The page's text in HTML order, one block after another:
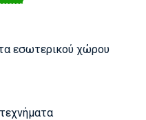
εσωτερικού χώρου